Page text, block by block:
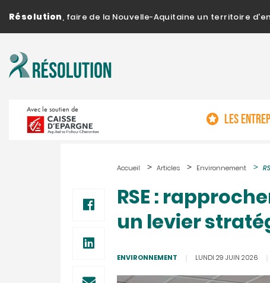
Résolution, faire de la Nouvelle-Aquitaine un territoire
Avec le soutien de
LES
Accueil Articles Environnement
RSE :
un levier
ENVIRONNEMENT LUNDI 29 JUIN 2026